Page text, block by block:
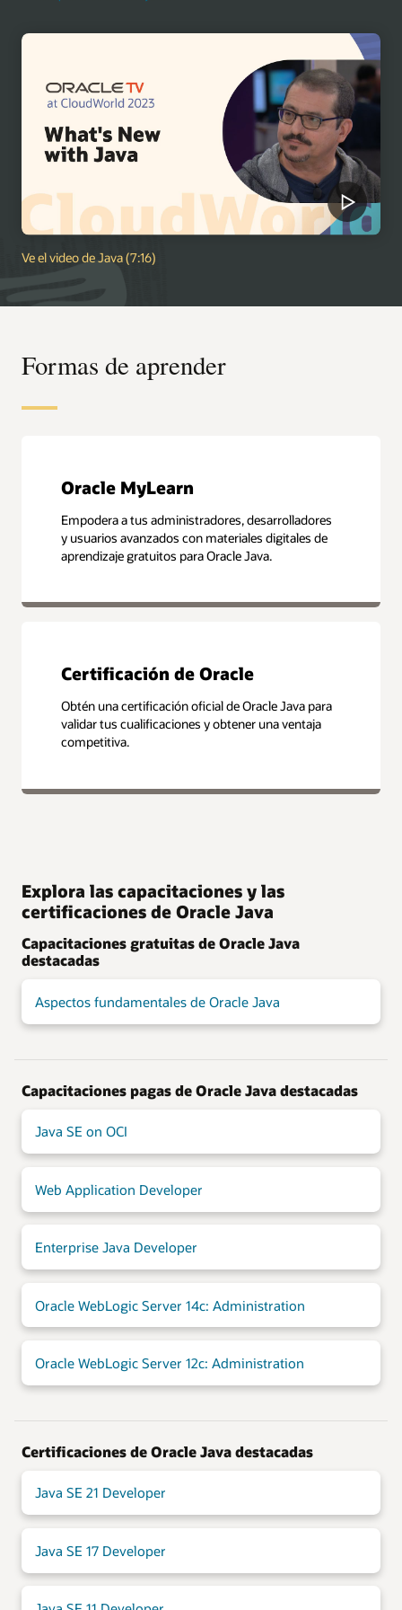
Ve el video de Java (7:16)
Formas de aprender
Oracle MyLearn
Empodera a tus administradores, desarrolladores
y usuarios avanzados con materiales digitales de
aprendizaje gratuitos para Oracle Java.
Certificación de Oracle
Obtén una certificación oficial de Oracle Java para
validar tus cualificaciones y obtener una ventaja
competitiva.
Explora las capacitaciones y las
certificaciones de Oracle Java
Capacitaciones gratuitas de Oracle Java
destacadas
Aspectos fundamentales de Oracle Java
Capacitaciones pagas de Oracle Java destacadas
Java SE on OCI
Web Application Developer
Enterprise Java Developer
Oracle WebLogic Server 14c: Administration
Oracle WebLogic Server 12c: Administration
Certificaciones de Oracle Java destacadas
Java SE 21 Developer
Java SE 17 Developer